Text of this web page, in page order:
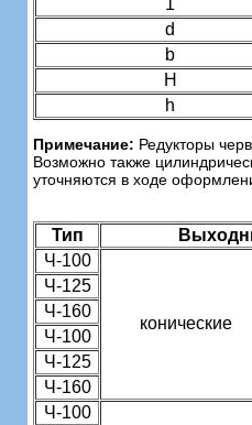
1
d
b
Н
h
Примечание: Редукторы
Возможно также
уточняются в ходе
Тип
Ч-100
конические
Ч-125
Ч-160
Ч-100
Ч-125
Ч-160
Ч-100